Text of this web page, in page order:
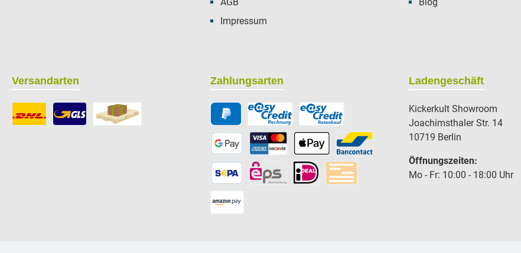
Impressum
Versandarten Zahlungsarten Ladengeschäft
Kickerkult Showroom
Joachimsthaler Str. 14
10719 Berlin
Öffnungszeiten:
Mo - Fr: 10:00 - 18:00 Uhr